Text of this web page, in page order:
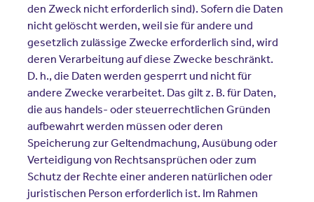
den Zweck nicht erforderlich sind). Sofern die Daten
nicht gelöscht werden, weil sie für andere und
gesetzlich zulässige Zwecke erforderlich sind, wird
deren Verarbeitung auf diese Zwecke beschränkt.
D. h., die Daten werden gesperrt und nicht für
andere Zwecke verarbeitet. Das gilt z. B. für Daten,
die aus handels- oder steuerrechtlichen Gründen
aufbewahrt werden müssen oder deren
Speicherung zur Geltendmachung, Ausübung oder
Verteidigung von Rechtsansprüchen oder zum
Schutz der Rechte einer anderen natürlichen oder
juristischen Person erforderlich ist. Im Rahmen